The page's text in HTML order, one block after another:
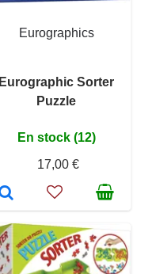
Eurographics
Eurographic Sorter
Puzzle
En stock (12)
17,00 €